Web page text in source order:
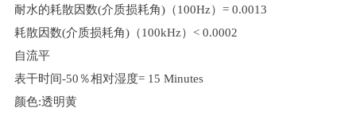
耐水的耗散因数(介质损耗角)（100Hz）= 0.0013
耗散因数(介质损耗角)（100kHz）< 0.0002
自流平
表干时间-50％相对湿度= 15 Minutes
颜色:透明黄